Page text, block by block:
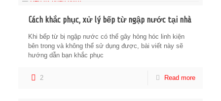
Cách khắc phục, xử lý bếp từ ngập nước tại nhà
Khi bếp từ bị ngập nước có thể gây hỏng hóc linh kiện
bên trong và không thể sử dụng được, bài viết này sẽ
hướng dẫn bạn khắc phục
2 Read more